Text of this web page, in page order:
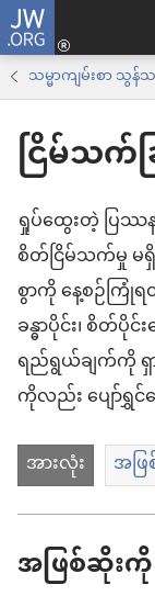
JW.ORG
သမ္မာကျမ်းစာ သွန်
ငြိမ်သက်ခ
ရှုပ်ထွေးတဲ့ ပြဿန
စိတ်ငြိမ်သက်မှု မရှိ
စွာကို နေ့စဉ်ကြုံ
ခန္ဓာပိုင်း၊ စိတ်
ရည်ရွယ်ချက်ကို ရှ
ကိုလည်း ပျော်ရွှ
အားလုံး
အဖ
အဖြစ်ဆိုးကို